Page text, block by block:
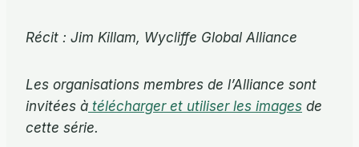
Récit : Jim Killam, Wycliffe Global Alliance
Les organisations membres de l’Alliance sont
invitées à télécharger et utiliser les images de
cette série.